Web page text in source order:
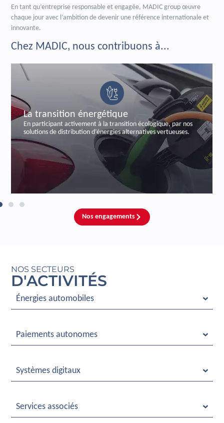
En tant qu’entreprise responsable et engagée, MADIC group œuvre
chaque jour avec l’ambition de devenir une référence internationale et
innovante.
Chez MADIC, nous contribuons à...
par nos
vertueuses.
La sécurisation bancaire
En sécurisant les transactions bancaires,
labelisée et certifiée de paiements
Nos engagements
NOS SECTEURS
D'ACTIVITÉS
Énergies automobiles
Paiements autonomes
Systèmes digitaux
Services associés